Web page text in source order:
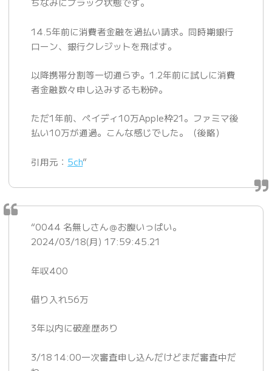
14.5年前に消費者金融を過払い請求。同時期銀行
ローン、銀行クレジットを飛ばす。
以降携帯分割等一切通らず。1.2年前に試しに消費
者金融数々申し込みするも粉砕。
ただ1年前、ペイディ10万Apple枠21。ファミマ後
払い10万が通過。こんな感じでした。（後略）
引用元： 5ch”
“0044 名無しさん＠お腹いっぱい。
2024/03/18(月) 17:59:45.21
年収400
借り入れ56万
3年以内に破産歴あり
3/18 14:00一次審査申し込んだけどまだ審査中だ